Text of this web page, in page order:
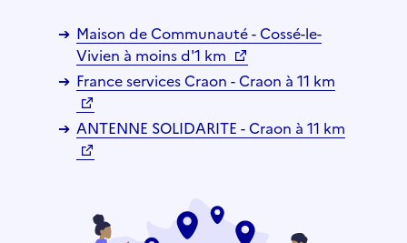
Maison de Communauté - Cossé-le-
Vivien à moins d'1 km
France services Craon - Craon à 11 km
ANTENNE SOLIDARITE - Craon à 11 km